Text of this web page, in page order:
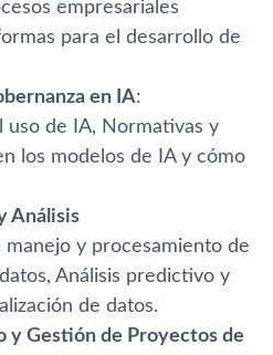
empresariales
para el desarrollo de
en IA:
uso de IA, Normativas y
los modelos de IA y cómo
Análisis
manejo y procesamiento de
Análisis predictivo y
de datos.
y Gestión de Proyectos de